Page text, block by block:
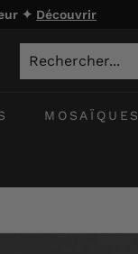
✦ Découvrir
MOSAÏQUES